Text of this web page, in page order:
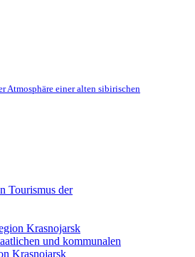
Atmosphäre einer alten sibirischen
Tourismus der
Krasnojarsk
und kommunalen
Krasnojarsk